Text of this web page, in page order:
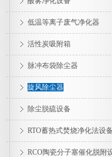
低温等离子废气净化器
活性炭吸附箱
脉冲布袋除尘器
旋风除尘器
除尘脱硫设备
RTO蓄热式焚烧净化法设
RCO陶瓷分子塞催化脱附